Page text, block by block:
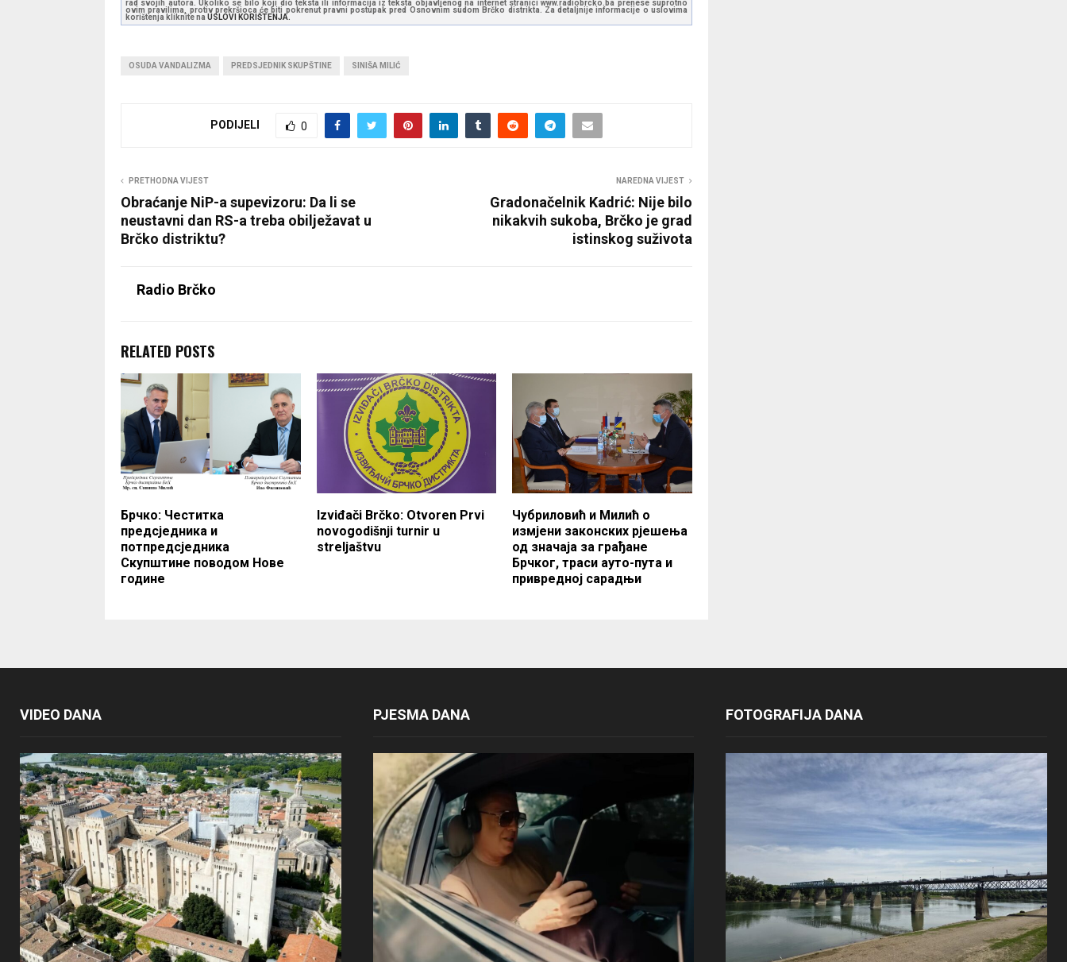
rad svojih autora. Ukoliko se bilo koji dio teksta ili informacija iz teksta objavljenog na internet stranici www.radiobrcko.ba prenese suprotno
ovim pravilima, protiv prekršioca će biti pokrenut pravni postupak pred Osnovnim sudom Brčko distrikta. Za detaljnije informacije o uslovima
korištenja kliknite na USLOVI KORIŠTENJA.
OSUDA VANDALIZMA PREDSJEDNIK SKUPŠTINE SINIŠA MILIĆ
PODIJELI 0
PRETHODNA VIJEST
Obraćanje NiP-a supevizoru: Da li se
neustavni dan RS-a treba obilježavat u
Brčko distriktu?
NAREDNA VIJEST
Gradonačelnik Kadrić: Nije bilo
nikakvih sukoba, Brčko je grad
istinskog suživota
Radio Brčko
RELATED POSTS
Брчко: Честитка
предсједника и
потпредсједника
Скупштине поводом Нове
године
Izviđači Brčko: Otvoren Prvi
novogodišnji turnir u
streljaštvu
Чубриловић и Милић о
измјени законских рјешења
од значаја за грађане
Брчког, траси ауто-пута и
привредној сарадњи
VIDEO DANA PJESMA DANA FOTOGRAFIJA DANA